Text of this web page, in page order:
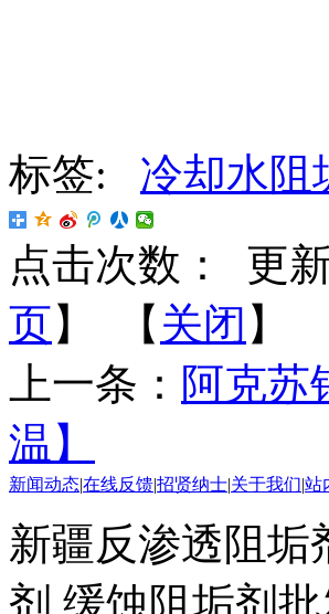
标签:
冷却水阻
点击次数：
更
页】 【 关闭 】
上一条： 阿克苏
温】
新闻动态|在线反馈|招贤纳士|关于我们|站
新疆反渗透阻垢
剂,缓蚀阻垢剂